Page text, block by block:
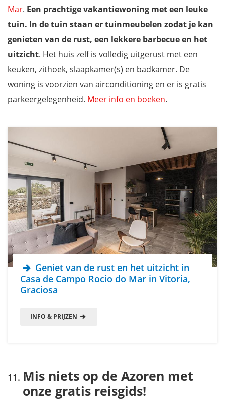
Mar. Een prachtige vakantiewoning met een leuke
tuin. In de tuin staan er tuinmeubelen zodat je kan
genieten van de rust, een lekkere barbecue en het
uitzicht. Het huis zelf is volledig uitgerust met een
keuken, zithoek, slaapkamer(s) en badkamer. De
woning is voorzien van airconditioning en er is gratis
parkeergelegenheid. Meer info en boeken.
Geniet van de rust en het uitzicht in
Casa de Campo Rocio do Mar in Vitoria,
Graciosa
INFO & PRIJZEN
Mis niets op de Azoren met
onze gratis reisgids!